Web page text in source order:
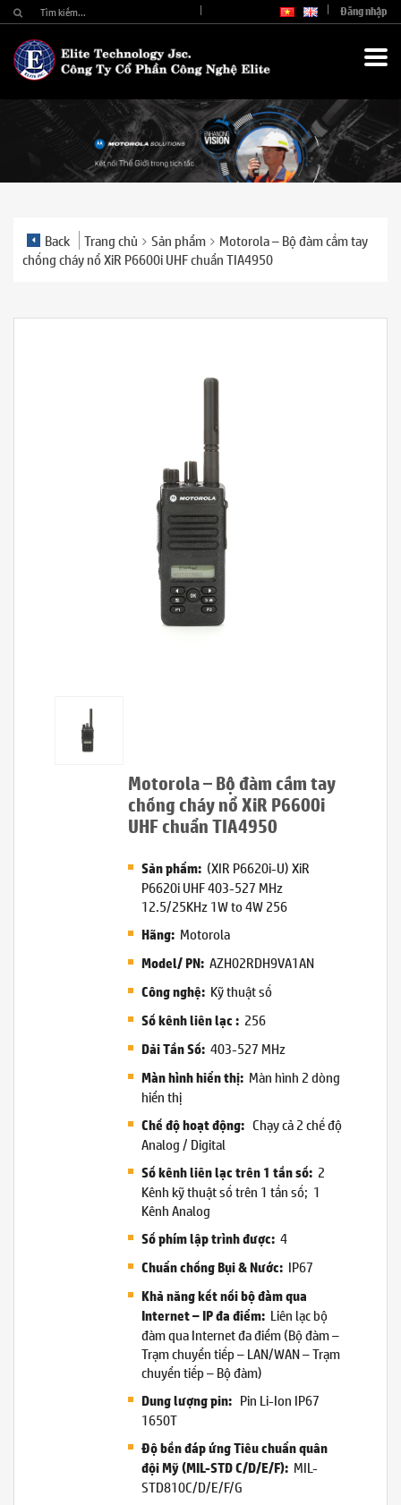
Đăng nhập
Back Trang chủ Sản phẩm
Motorola – Bộ đàm cầm tay
chống cháy nổ XiR P6600i UHF chuẩn TIA4950
Motorola – Bộ đàm cầm tay
chống cháy nổ XiR P6600i
UHF chuẩn TIA4950
Sản phẩm: (XIR P6620i-U) XiR
P6620i UHF 403-527 MHz
12.5/25KHz 1W to 4W 256
Hãng: Motorola
Model/ PN: AZH02RDH9VA1AN
Công nghệ: Kỹ thuật số
Số kênh liên lạc: 256
Dải Tần Số: 403-527 MHz
Màn hình hiển thị: Màn hình 2 dòng
hiển thị
Chế độ hoạt động: Chạy cả 2 chế độ
Analog / Digital
Số kênh liên lạc trên 1 tần số: 2
Kênh kỹ thuật số trên 1 tần số; 1
Kênh Analog
Số phím lập trình được: 4
Chuẩn chống Bụi & Nước: IP67
Khả năng kết nối bộ đàm qua
Internet – IP đa điểm: Liên lạc bộ
đàm qua Internet đa điểm (Bộ đàm –
Trạm chuyển tiếp – LAN/WAN – Trạm
chuyển tiếp – Bộ đàm)
Dung lượng pin: Pin Li-Ion IP67
1650T
Độ bền đáp ứng Tiêu chuẩn quân
đội Mỹ (MIL-STD C/D/E/F): MIL-
STD810C/D/E/F/G